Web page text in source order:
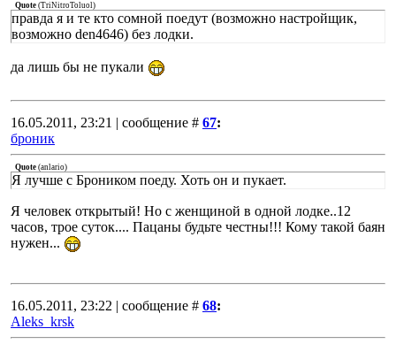
Quote (TriNitroToluol)
правда я и те кто сомной поедут (возможно настройщик,
возможно den4646) без лодки.
да лишь бы не пукали
16.05.2011, 23:21 | сообщение # 67:
броник
Quote (anlario)
Я лучше с Броником поеду. Хоть он и пукает.
Я человек открытый! Но с женщиной в одной лодке..12
часов, трое суток.... Пацаны будьте честны!!! Кому такой баян
нужен...
16.05.2011, 23:22 | сообщение # 68:
Aleks_krsk